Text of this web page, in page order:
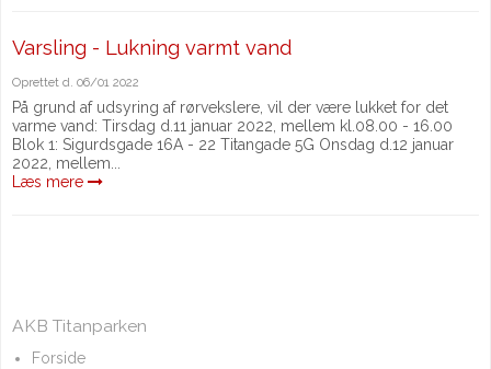
Varsling - Lukning varmt vand
Oprettet d. 06/01 2022
På grund af udsyring af rørvekslere, vil der være lukket for det
varme vand: Tirsdag d.11 januar 2022, mellem kl.08.00 - 16.00
Blok 1: Sigurdsgade 16A - 22 Titangade 5G Onsdag d.12 januar
2022, mellem...
Læs mere
AKB Titanparken
Forside